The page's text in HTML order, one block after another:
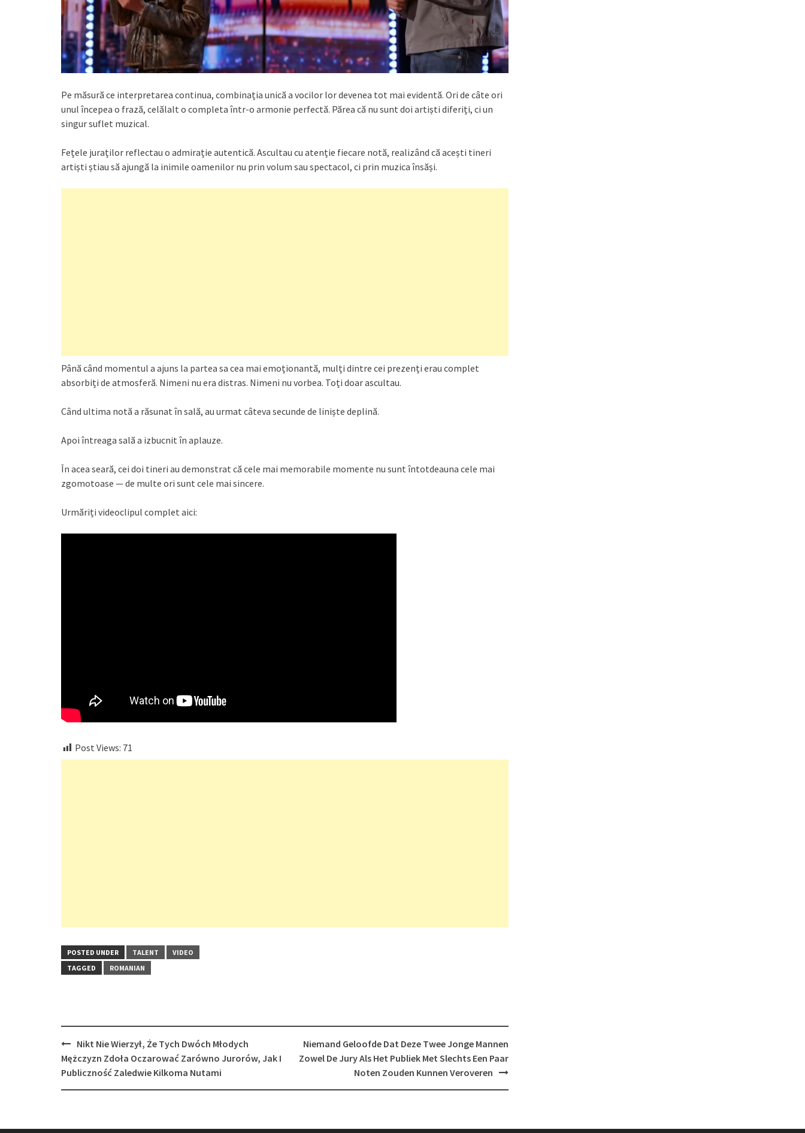
Pe măsură ce interpretarea continua, combinația unică a vocilor lor devenea tot mai evidentă. Ori de câte ori
unul începea o frază, celălalt o completa într-o armonie perfectă. Părea că nu sunt doi artiști diferiți, ci un
singur suflet muzical.
Fețele juraților reflectau o admirație autentică. Ascultau cu atenție fiecare notă, realizând că acești tineri
artiști știau să ajungă la inimile oamenilor nu prin volum sau spectacol, ci prin muzica însăși.
Până când momentul a ajuns la partea sa cea mai emoționantă, mulți dintre cei prezenți erau complet
absorbiți de atmosferă. Nimeni nu era distras. Nimeni nu vorbea. Toți doar ascultau.
Când ultima notă a răsunat în sală, au urmat câteva secunde de liniște deplină.
Apoi întreaga sală a izbucnit în aplauze.
În acea seară, cei doi tineri au demonstrat că cele mai memorabile momente nu sunt întotdeauna cele mai
zgomotoase — de multe ori sunt cele mai sincere.
Urmăriți videoclipul complet aici:
Post Views: 71
POSTED UNDER TALENT
VIDEO
TAGGED
ROMANIAN
Post
navigation
Nikt Nie Wierzył, Że Tych Dwóch Młodych
Mężczyzn Zdoła Oczarować Zarówno Jurorów, Jak I
Publiczność Zaledwie Kilkoma Nutami
Niemand Geloofde Dat Deze Twee Jonge Mannen
Zowel De Jury Als Het Publiek Met Slechts Een Paar
Noten Zouden Kunnen Veroveren